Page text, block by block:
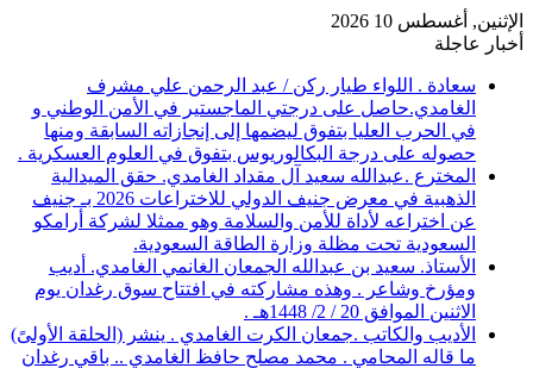
الإثنين, أغسطس 10 2026
أخبار عاجلة
سعادة . اللواء طيار ركن / عبد الرحمن علي مشرف
الغامدي.حاصل على درجتي الماجستير في الأمن الوطني و
في الحرب العليا بتفوق ليضمها إلى إنجازاته السابقة ومنها
حصوله على درجة البكالوريوس بتفوق في العلوم العسكرية .
المخترع .عبدالله سعيد آل مقداد الغامدي. حقق الميدالية
الذهبية في معرض جنيف الدولي للاختراعات 2026 بـ جنيف
عن اختراعه لأداة للأمن والسلامة وهو ممثلا لشركة أرامكو
السعودية تحت مظلة وزارة الطاقة السعودية.
الأستاذ. سعيد بن عبدالله الجمعان الغانمي الغامدي. أديب
ومؤرخ وشاعر . وهذه مشاركته في افتتاح سوق رغدان يوم
الاثنين الموافق 20 / 2/ 1448هـ .
الأديب والكاتب .جمعان الكرت الغامدي . ينشر (الحلقة الأولىً)
ما قاله المحامي . محمد مصلح حافظ الغامدي .. باقي رغدان